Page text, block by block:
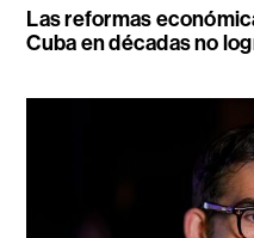
Las reformas
Cuba en décadas no